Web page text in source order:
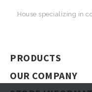
House specializing in
PRODUCTS
OUR COMPANY